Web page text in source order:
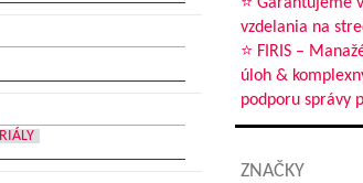
vzdelania na
⭐ FIRIS –
úloh &
podporu správy
ZNAČKY